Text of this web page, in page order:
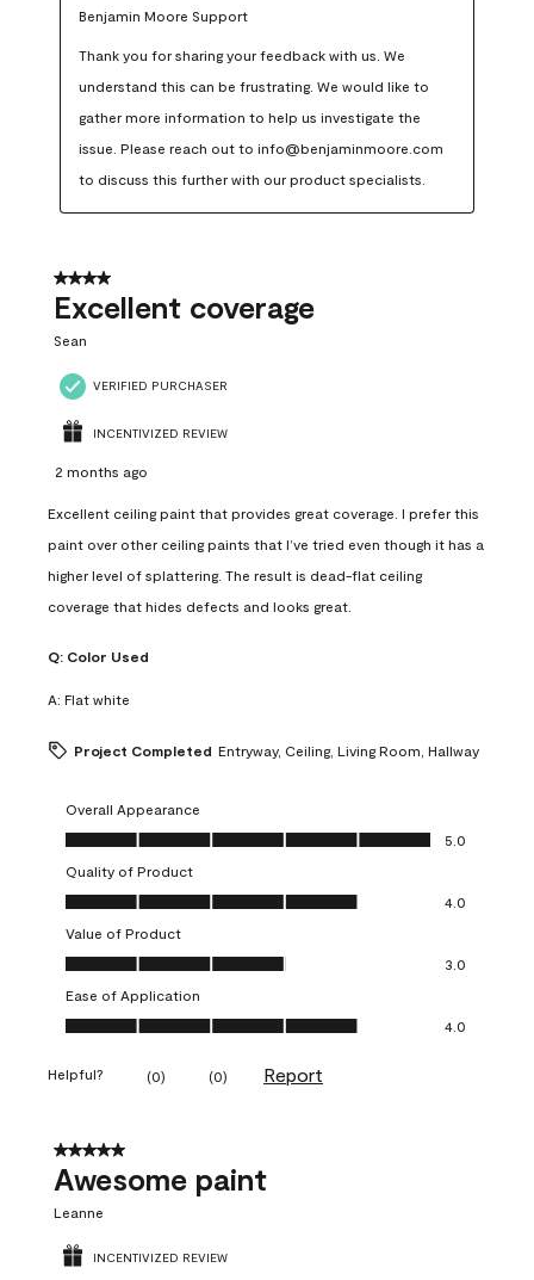
Benjamin Moore Support
Thank you for sharing your feedback with us. We
understand this can be frustrating. We would like to
gather more information to help us investigate the
issue. Please reach out to info@benjaminmoore.com
to discuss this further with our product specialists.
4 out of 5 stars.
Excellent coverage
Sean
VERIFIED PURCHASER
INCENTIVIZED REVIEW
2 months ago
Excellent ceiling paint that provides great coverage. I prefer this
paint over other ceiling paints that I’ve tried even though it has a
higher level of splattering. The result is dead-flat ceiling
coverage that hides defects and looks great.
Q: Color Used
A: Flat white
Project Completed Entryway, Ceiling, Living Room, Hallway
Overall Appearance
Overall Appearance, 5.0 out of 5
5.0
Quality of Product
Quality of Product, 4.0 out of 5
4.0
Value of Product
Value of Product, 3.0 out of 5
3.0
Ease of Application
Ease of Application, 4.0 out of 5
4.0
Helpful? (0) (0) Report
5 out of 5 stars.
Awesome paint
Leanne
INCENTIVIZED REVIEW